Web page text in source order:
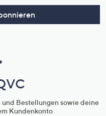
Bestellungen sowie deine
Kundenkonto